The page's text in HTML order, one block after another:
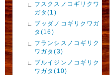
フスクスノコギリクワ
ガタ(1)
ブッダノコギリクワガ
タ(16)
フランシスノコギリク
ワガタ(3)
ブルイジンノコギリク
ワガタ(10)